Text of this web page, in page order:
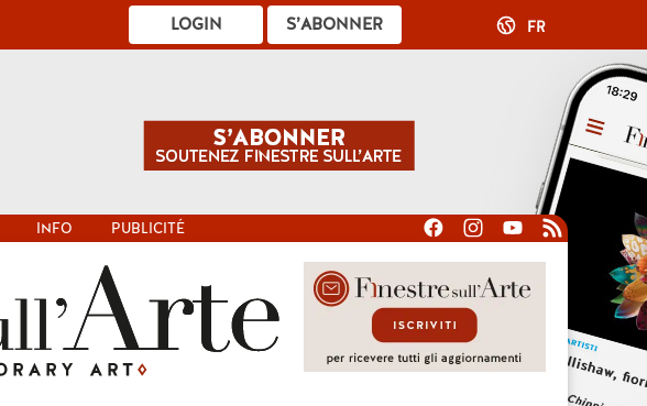
S’ABONNER
LOGIN FR
INFO PUBLICITÉ